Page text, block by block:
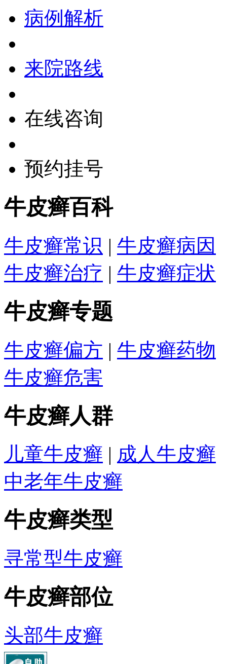
病例解析
来院路线
在线咨询
预约挂号
牛皮癣百科
牛皮癣常识 | 牛皮癣病因
牛皮癣治疗 | 牛皮癣症状
牛皮癣专题
牛皮癣偏方 | 牛皮癣药物
牛皮癣危害
牛皮癣人群
儿童牛皮癣 | 成人牛皮癣
中老年牛皮癣
牛皮癣类型
寻常型牛皮癣
牛皮癣部位
头部牛皮癣